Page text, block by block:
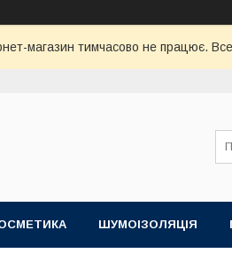
магазин тимчасово не працює.
ШУМОІЗОЛЯЦІЯ